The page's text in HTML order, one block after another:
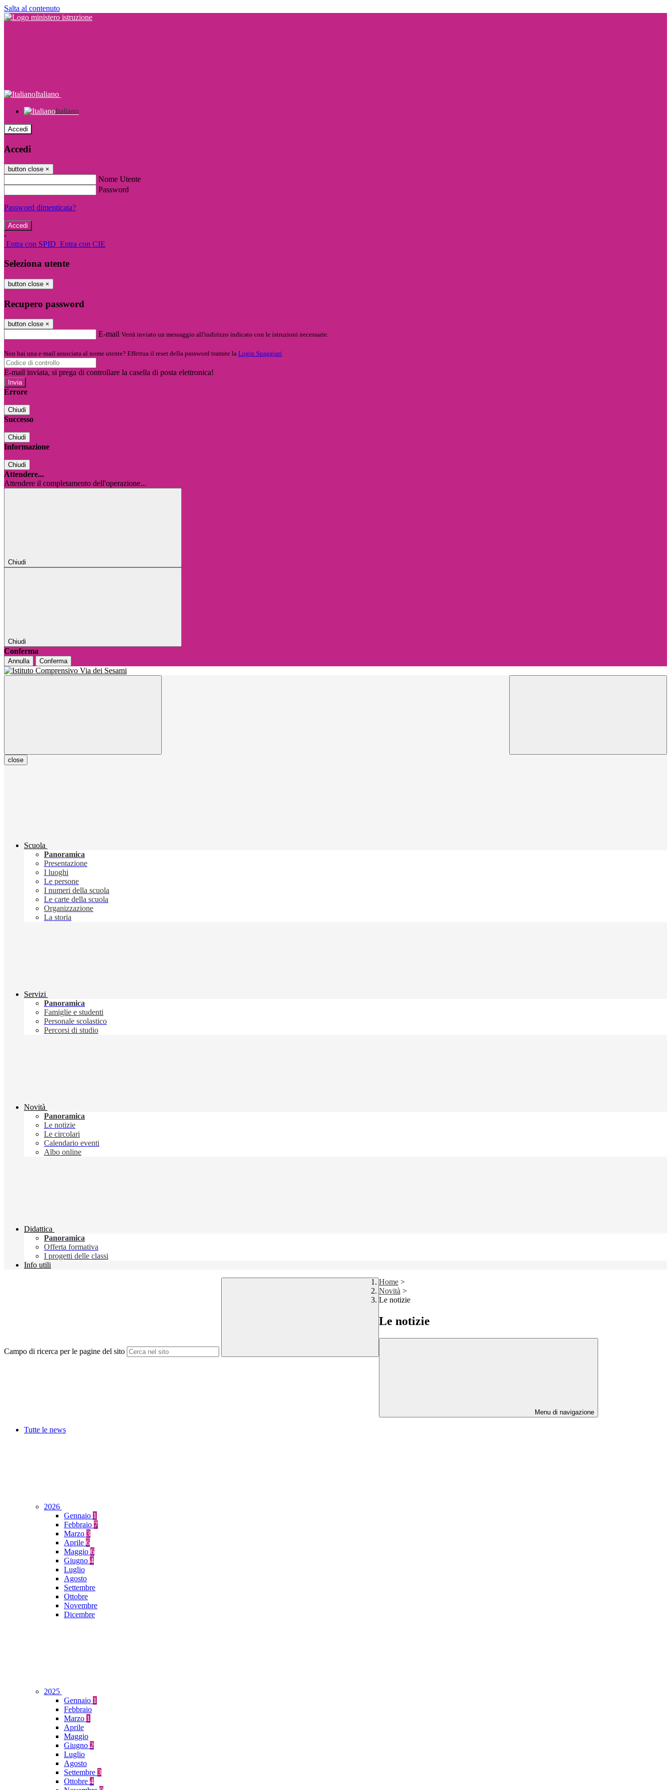
Salta al contenuto
Italiano
Italiano
Accedi
Accedi
button close ×
Nome Utente
Password
Password dimenticata?
-
Entra con SPID Entra con CIE
Seleziona utente
button close ×
Recupero password
button close ×
E-mail Verrà inviato un messaggio all'indirizzo indicato con le istruzioni necessarie.
Non hai una e-mail associata al nome utente? Effettua il reset della password tramite la Login Spaggiari
E-mail inviata, si prega di controllare la casella di posta elettronica!
Errore
Chiudi
Successo
Chiudi
Informazione
Chiudi
Attendere...
Attendere il completamento dell'operazione...
Chiudi
Chiudi
Conferma
Annulla Conferma
close
Scuola
Panoramica
Presentazione
I luoghi
Le persone
I numeri della scuola
Le carte della scuola
Organizzazione
La storia
Servizi
Panoramica
Famiglie e studenti
Personale scolastico
Percorsi di studio
Novità
Panoramica
Le notizie
Le circolari
Calendario eventi
Albo online
Didattica
Panoramica
Offerta formativa
I progetti delle classi
Info utili
Campo di ricerca per le pagine del sito
Home >
Novità >
Le notizie
Le notizie
Menu di navigazione
Tutte le news
2026
Gennaio 1
Febbraio 7
Marzo 3
Aprile 6
Maggio 6
Giugno 4
Luglio
Agosto
Settembre
Ottobre
Novembre
Dicembre
2025
Gennaio 1
Febbraio
Marzo 1
Aprile
Maggio
Giugno 2
Luglio
Agosto
Settembre 3
Ottobre 4